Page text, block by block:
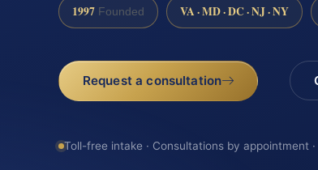
1997 Founded VA · MD · DC · NJ · NY
Request a consultation
Toll-free intake · Consultations by appointment